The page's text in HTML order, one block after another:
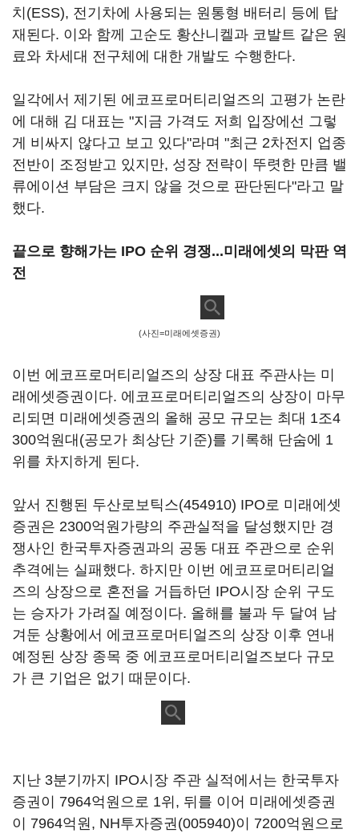
치(ESS), 전기차에 사용되는 원통형 배터리 등에 탑
재된다. 이와 함께 고순도 황산니켈과 코발트 같은 원
료와 차세대 전구체에 대한 개발도 수행한다.
일각에서 제기된 에코프로머티리얼즈의 고평가 논란
에 대해 김 대표는 "지금 가격도 저희 입장에선 그렇
게 비싸지 않다고 보고 있다"라며 "최근 2차전지 업종
전반이 조정받고 있지만, 성장 전략이 뚜렷한 만큼 밸
류에이션 부담은 크지 않을 것으로 판단된다"라고 말
했다.
끝으로 향해가는 IPO 순위 경쟁...미래에셋의 막판 역
전
(사진=미래에셋증권)
이번 에코프로머티리얼즈의 상장 대표 주관사는 미
래에셋증권이다. 에코프로머티리얼즈의 상장이 마무
리되면 미래에셋증권의 올해 공모 규모는 최대 1조4
300억원대(공모가 최상단 기준)를 기록해 단숨에 1
위를 차지하게 된다.
앞서 진행된 두산로보틱스(454910) IPO로 미래에셋
증권은 2300억원가량의 주관실적을 달성했지만 경
쟁사인 한국투자증권과의 공동 대표 주관으로 순위
추격에는 실패했다. 하지만 이번 에코프로머티리얼
즈의 상장으로 혼전을 거듭하던 IPO시장 순위 구도
는 승자가 가려질 예정이다. 올해를 불과 두 달여 남
겨둔 상황에서 에코프로머티얼즈의 상장 이후 연내
예정된 상장 종목 중 에코프로머티리얼즈보다 규모
가 큰 기업은 없기 때문이다.
지난 3분기까지 IPO시장 주관 실적에서는 한국투자
증권이 7964억원으로 1위, 뒤를 이어 미래에셋증권
이 7964억원, NH투자증권(005940)이 7200억원으로